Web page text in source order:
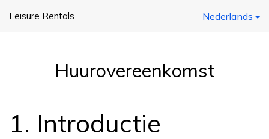
Leisure Rentals Nederlands
Huurovereenkomst
1. Introductie